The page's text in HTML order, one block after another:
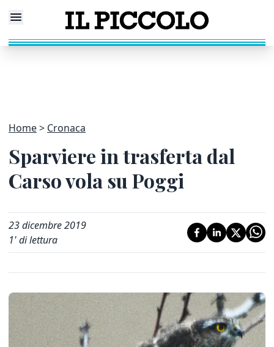
Home Cronaca
Sparviere in trasferta dal
Carso vola su Poggi
23 dicembre 2019
1' di lettura